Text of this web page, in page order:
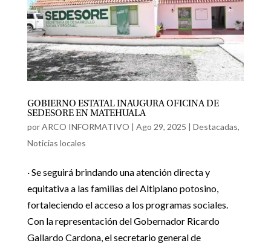
GOBIERNO ESTATAL INAUGURA OFICINA DE
SEDESORE EN MATEHUALA
porARCO INFORMATIVO | Ago 29, 2025 | Destacadas,
Noticias locales
· Se seguirá brindando una atención directa y
equitativa a las familias del Altiplano potosino,
fortaleciendo el acceso a los programas sociales.
Con la representación del Gobernador Ricardo
Gallardo Cardona, el secretario general de